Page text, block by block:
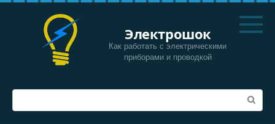
Перейти
Электрошок
Как работать с электрическими
приборами и проводкой
Поиск: